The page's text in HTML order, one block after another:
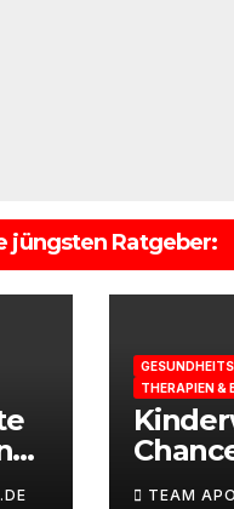
jüngsten Ratgeber:
THERAPIEN &
selbst
TEAM